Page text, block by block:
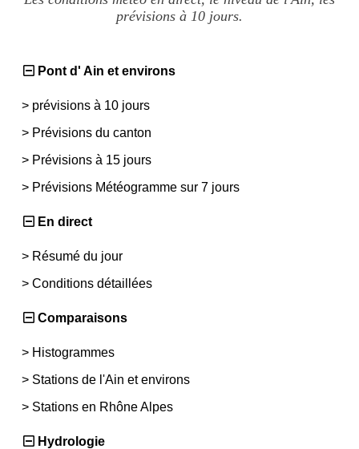
prévisions à 10 jours.
Pont d' Ain et environs
> prévisions à 10 jours
> Prévisions du canton
> Prévisions à 15 jours
> Prévisions Météogramme sur 7 jours
En direct
> Résumé du jour
> Conditions détaillées
Comparaisons
> Histogrammes
> Stations de l'Ain et environs
> Stations en Rhône Alpes
Hydrologie